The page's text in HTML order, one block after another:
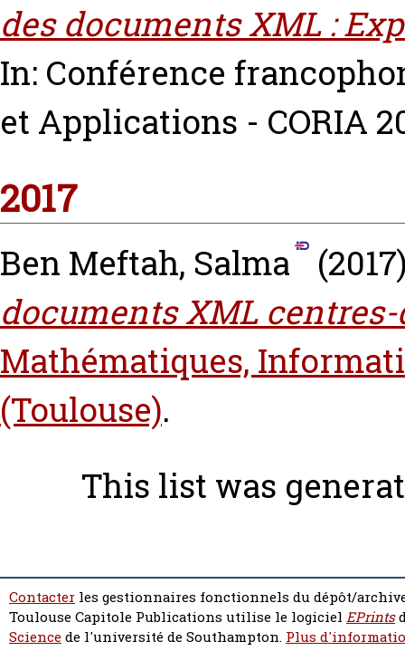
des documents XML :
In: Conférence
et Applications - CORIA
2017
Ben Meftah, Salma
documents XML
Mathématiques,
(Toulouse).
This list was
Contacter les gestionnaires fonctionnels du dépôt/
Toulouse Capitole Publications utilise le logiciel EPrints
Sciencede l'université de Southampton. Plus